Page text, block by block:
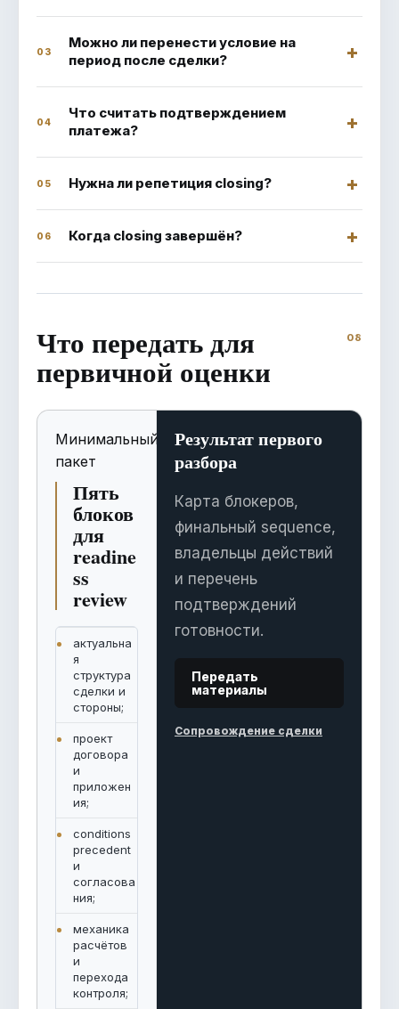
03
Можно ли перенести условие на
период после сделки?
04
Что считать подтверждением
платежа?
05 Нужна ли репетиция closing?
06 Когда closing завершён?
Что передать для
первичной оценки
Минимальный
пакет
Пять
блоков
для
readine
ss
review
актуальна
я
структура
сделки и
стороны;
проект
договора
и
приложен
ия;
conditions
precedent
и
согласова
ния;
механика
расчётов
и
перехода
контроля;
Результат первого
разбора
Карта блокеров,
финальный sequence,
владельцы действий
и перечень
подтверждений
готовности.
Передать
материалы
Сопровождение сделки